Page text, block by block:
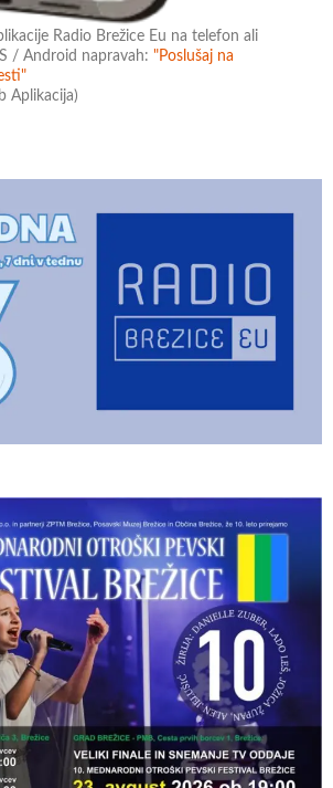
Radio Brežice Eu na telefon ali
/ Android napravah:"Poslušaj na
Aplikacija)